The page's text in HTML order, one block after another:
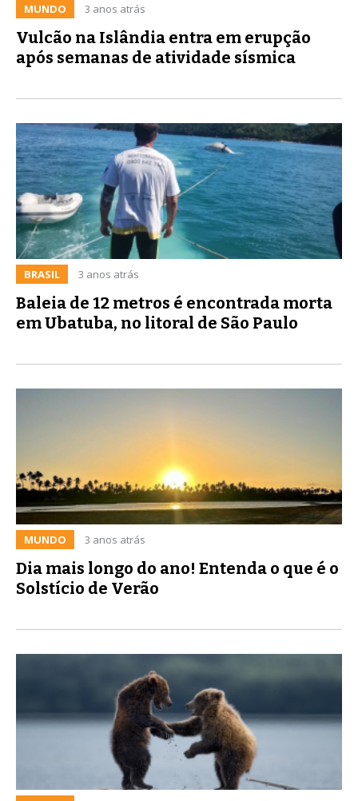
MUNDO 3 anos atrás
Vulcão na Islândia entra em erupção
após semanas de atividade sísmica
BRASIL 3 anos atrás
Baleia de 12 metros é encontrada morta
em Ubatuba, no litoral de São Paulo
MUNDO 3 anos atrás
Dia mais longo do ano! Entenda o que é o
Solstício de Verão